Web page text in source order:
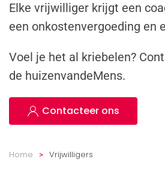
Elke vrijwilliger krijgt een
een onkostenvergoeding en
Voel je het al kriebelen?
de huizenvandeMens.
Contacteer ons
Home Vrijwilligers